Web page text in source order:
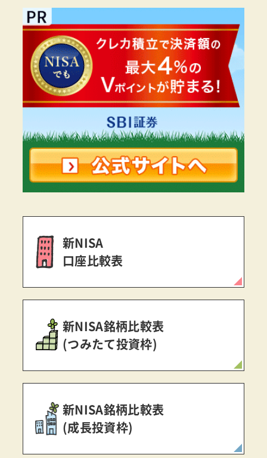
新NISA
口座比較表
新NISA銘柄比較表
(つみたて投資枠)
新NISA銘柄比較表
(成長投資枠)